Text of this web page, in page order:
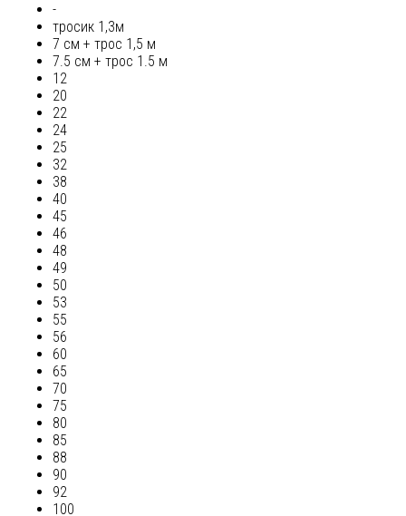
-
тросик 1,3м
7 см + трос 1,5 м
7.5 см + трос 1.5 м
12
20
22
24
25
32
38
40
45
46
48
49
50
53
55
56
60
65
70
75
80
85
88
90
92
100